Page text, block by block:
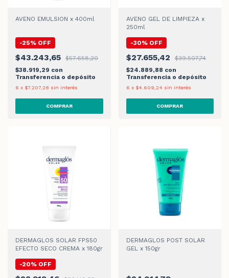
AVENO EMULSION x 400ml
-25% OFF
$43.243,65
$57.658,20
$38.919,29 con
Transferencia o depósito
6 x $7.207,28 sin interés
AVENO GEL DE LIMPIEZA x
250ml
-30% OFF
$27.655,42
$39.507,74
$24.889,88 con
Transferencia o depósito
6 x $4.609,24 sin interés
DERMAGLOS SOLAR FPS50
EFECTO SECO CREMA x 180gr
-20% OFF
DERMAGLOS POST SOLAR
GEL x 150gr